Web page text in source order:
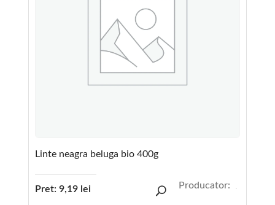
Linte neagra beluga bio 400g
Pret: 9,19 lei Producator: